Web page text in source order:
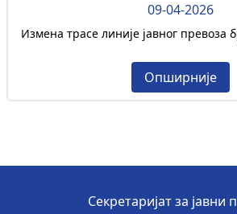
09-04-2026
Измена трасе линије јавног превоза
Опширније
Секретаријат за јавни